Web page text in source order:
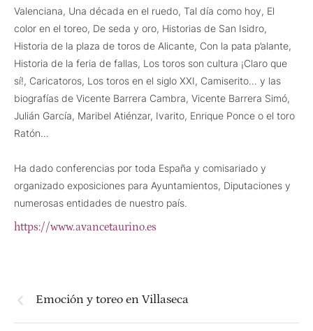
Valenciana, Una década en el ruedo, Tal día como hoy, El
color en el toreo, De seda y oro, Historias de San Isidro,
Historia de la plaza de toros de Alicante, Con la pata p’alante,
Historia de la feria de fallas, Los toros son cultura ¡Claro que
sí!, Caricatoros, Los toros en el siglo XXI, Camiserito… y las
biografías de Vicente Barrera Cambra, Vicente Barrera Simó,
Julián García, Maribel Atiénzar, Ivarito, Enrique Ponce o el toro
Ratón…
Ha dado conferencias por toda España y comisariado y
organizado exposiciones para Ayuntamientos, Diputaciones y
numerosas entidades de nuestro país.
https://www.avancetaurino.es
Emoción y toreo en Villaseca